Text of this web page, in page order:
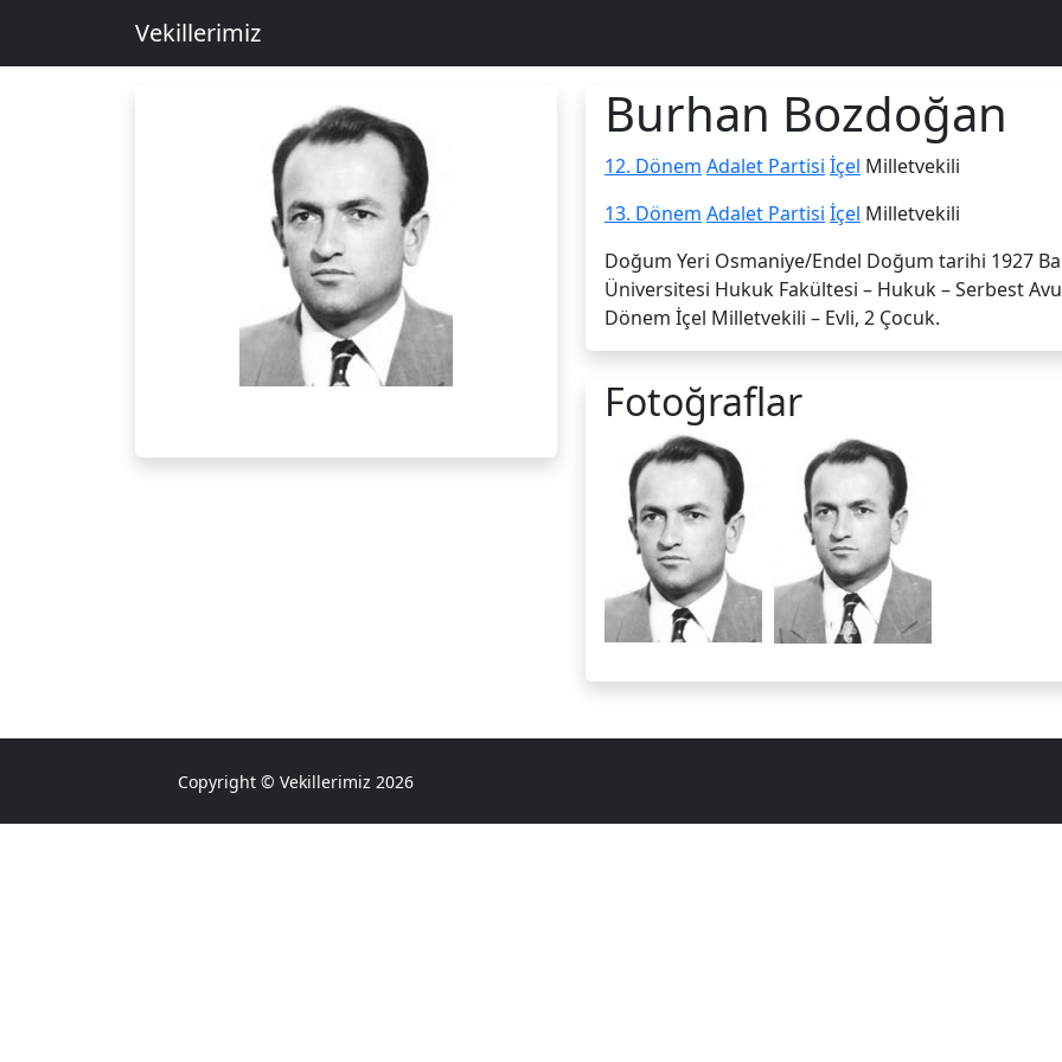
Vekillerimiz
Burhan Bozdoğan
12. Dönem Adalet Partisi İçel Milletvekili
13. Dönem Adalet Partisi İçel Milletvekili
Doğum Yeri Osmaniye/Endel Doğum tarihi 1927
Üniversitesi Hukuk Fakül­tesi – Hukuk – Serbest
Dönem İçel Milletvekili – Evli, 2 Çocuk.
Fotoğraflar
Copyright © Vekillerimiz 2026